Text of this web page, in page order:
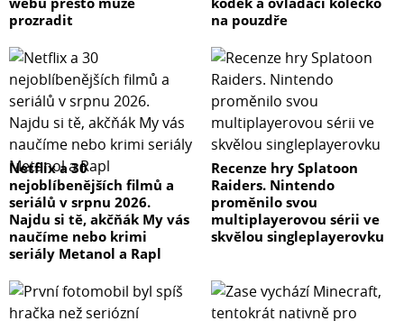
závitem: ochrana při výměně příslušenství, ochrana
Systém odpalování blesku:- IR čidlo + vizuální kontrolka
nabití blesku - Ziggbee přijímač 2,4 GHz, dosah až 100 m -
radiové odpalování pomocí přijímače FY7859 + vysílače
FY7829 (16 kanálů/2,4 GHz)
Možnost ovládání pomocí softwaru v PC nebo Macu: 5
kanálů – 10 skupin/1-50 studiových blesků
Možnost přemontování uchycení blesku na stojan nebo
stropní systém, tak aby byl LCD panel vždy snadno
čitelný
Japonské kondenzátory: Pro delší životnost studiových
kondenzátory pro přesné nabití a vybití výkonu blesku.
prozradit
na pouzdře
Netflix a 30
nejoblíbenějších filmů a
seriálů v srpnu 2026.
Najdu si tě, akčňák My vás
naučíme nebo krimi
seriály Metanol a Rapl
Recenze hry Splatoon
Raiders. Nintendo
proměnilo svou
multiplayerovou sérii ve
skvělou singleplayerovku